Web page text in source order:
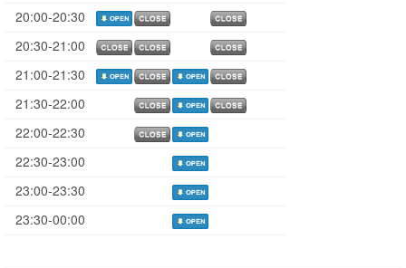
20:00-20:30
20:30-21:00
21:00-21:30
21:30-22:00
22:00-22:30
22:30-23:00
23:00-23:30
23:30-00:00